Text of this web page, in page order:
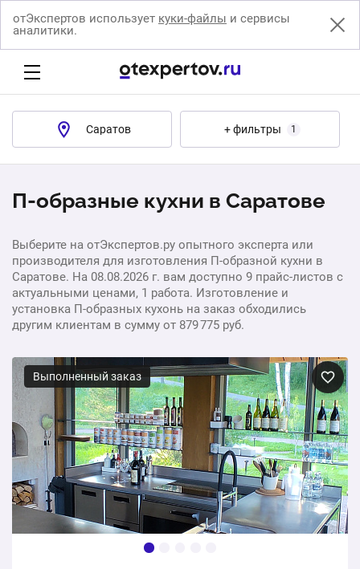
отЭкспертов использует куки-файлы и сервисы
аналитики.
Саратов + фильтры 1
П-образные кухни в Саратове
Выберите на отЭкспертов.ру опытного эксперта или
производителя для изготовления П-образной кухни в
Саратове. На 08.08.2026 г. вам доступно 9 прайс-листов с
актуальными ценами, 1 работа. Изготовление и
установка П-образных кухонь на заказ обходились
другим клиентам в сумму от 879 775 руб.
Выполненный заказ